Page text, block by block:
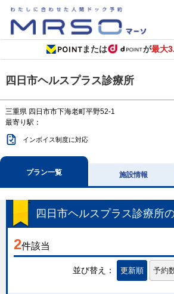
または が最大
四日市ヘルスプラス診療所
三重県 四日市市下海老町平野52-1
最寄り駅：
インボイス制度に対応
プラン一覧 施設情報
四日市ヘルスプラス診療所
2件該当
並び替え： 更新順 予約